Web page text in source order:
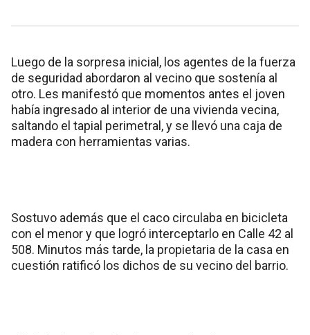
Luego de la sorpresa inicial, los agentes de la fuerza
de seguridad abordaron al vecino que sostenía al
otro. Les manifestó que momentos antes el joven
había ingresado al interior de una vivienda vecina,
saltando el tapial perimetral, y se llevó una caja de
madera con herramientas varias.
Sostuvo además que el caco circulaba en bicicleta
con el menor y que logró interceptarlo en Calle 42 al
508. Minutos más tarde, la propietaria de la casa en
cuestión ratificó los dichos de su vecino del barrio.